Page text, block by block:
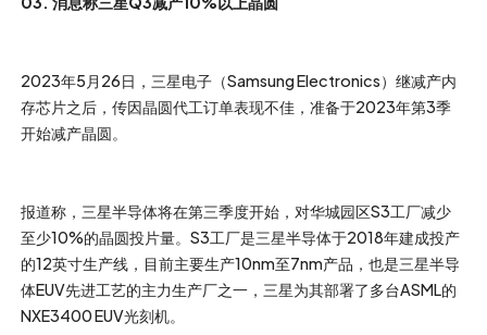
2023年5月26日，三星电子（Samsung Electronics）继减产内
存芯片之后，传因晶圆代工订单表现不佳，准备于2023年第3季
开始减产晶圆。
报道称，三星半导体将在第三季度开始，对华城园区S3工厂减少
至少10%的晶圆投片量。S3工厂是三星半导体于2018年建成投产
的12英寸生产线，目前主要生产10nm至7nm产品，也是三星半导
体EUV先进工艺的主力生产厂之一，三星为其部署了多台ASML的
NXE3400 EUV光刻机。